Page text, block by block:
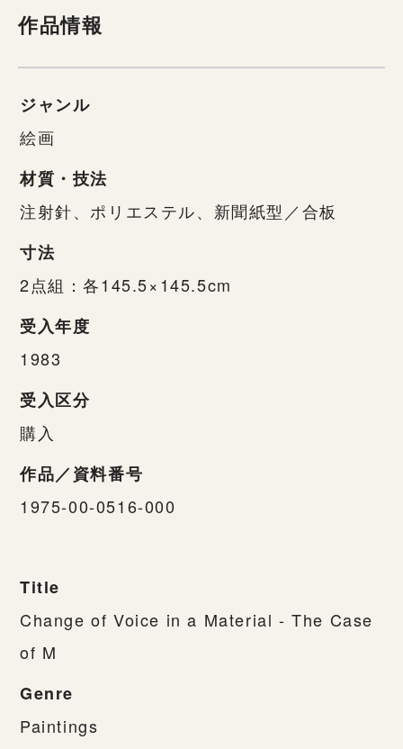
作品情報
ジャンル
絵画
材質・技法
注射針、ポリエステル、新聞紙型／合板
寸法
2点組：各145.5×145.5cm
受入年度
1983
受入区分
購入
作品／資料番号
1975-00-0516-000
Title
Change of Voice in a Material - The Case
of M
Genre
Paintings